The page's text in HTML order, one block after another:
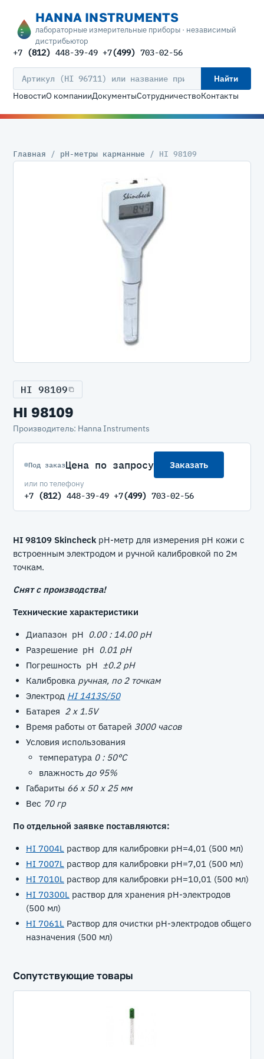
HANNA INSTRUMENTS
лабораторные измерительные приборы · независимый
дистрибьютор
+7 (812) 448-39-49 +7(499) 703-02-56
Найти
НовостиО компанииДокументыСотрудничествоКонтакты
Главная / pH-метры карманные / HI 98109
HI 98109
HI 98109
Производитель: Hanna Instruments
Под заказЦена по запросу Заказать
или по телефону
+7 (812) 448-39-49 +7(499) 703-02-56
HI 98109 SkincheckрН-метр для измерения рН кожи с
встроенным электродом и ручной калибровкой по 2м
точкам.
Снят с производства!
Технические характеристики
Диапазон pH 0.00 : 14.00 pH
Разрешение pH 0.01 pH
Погрешность pH ±0.2 pH
Калибровка ручная, по 2 точкам
Электрод HI 1413S/50
Батарея 2 x 1.5V
Время работы от батарей 3000 часов
Условия использования
температура 0 : 50°C
влажность до 95%
Габариты 66 x 50 x 25 мм
Вес 70 гр
По отдельной заявке поставляются:
HI 7004L раствор для калибровки рН=4,01 (500 мл)
HI 7007L раствор для калибровки рН=7,01 (500 мл)
HI 7010L раствор для калибровки рН=10,01 (500 мл)
HI 70300L раствор для хранения рН-электродов
(500 мл)
HI 7061L Раствор для очистки рН-электродов общего
назначения (500 мл)
Сопутствующие товары